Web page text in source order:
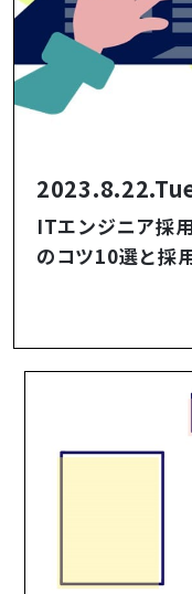
ITエンジニア採
のコツ10選と採